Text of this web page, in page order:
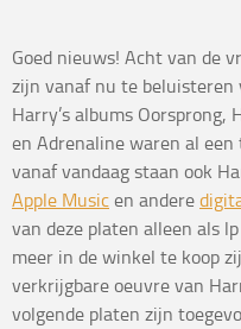
Goed nieuws! Acht van de
zijn vanaf nu te beluisteren
Harry’s albums Oorsprong,
en Adrenaline waren al
vanaf vandaag staan ook
Apple Music en andere
van deze platen alleen als
meer in de winkel te koop
verkrijgbare oeuvre van
volgende platen zijn